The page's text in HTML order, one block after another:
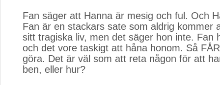
Fan säger att Hanna är mesig och ful. Och
Fan är en stackars sate som aldrig kommer
sitt tragiska liv, men det säger hon inte. Fan
och det vore taskigt att håna honom. Så
göra. Det är väl som att reta någon för att
ben, eller hur?